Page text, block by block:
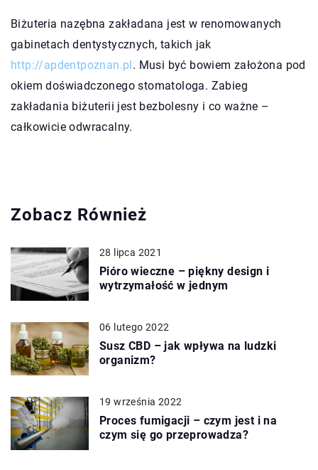
Biżuteria nazębna zakładana jest w renomowanych
gabinetach dentystycznych, takich jak
http://apdentpoznan.pl. Musi być bowiem założona pod
okiem doświadczonego stomatologa. Zabieg
zakładania biżuterii jest bezbolesny i co ważne –
całkowicie odwracalny.
Zobacz Również
28 lipca 2021
Pióro wieczne – piękny design i
wytrzymałość w jednym
06 lutego 2022
Susz CBD – jak wpływa na ludzki
organizm?
19 września 2022
Proces fumigacji – czym jest i na
czym się go przeprowadza?